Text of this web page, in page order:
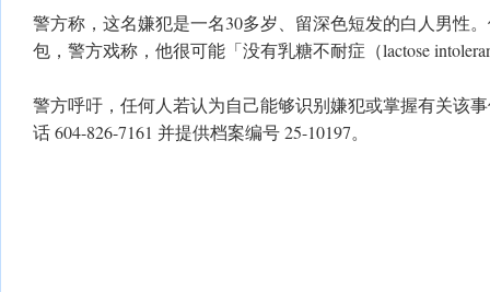
警方称，这名嫌犯是一名30多岁、留深色短发的白人男性
包，警方戏称，他很可能「没有乳糖不耐症（lactose
警方呼吁，任何人若认为自己能够识别嫌犯或掌握有关该
话 604-826-7161 并提供档案编号 25-10197。